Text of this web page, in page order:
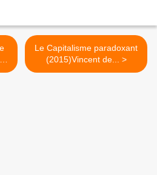
Le Capitalisme paradoxant
(2015)Vincent de... >